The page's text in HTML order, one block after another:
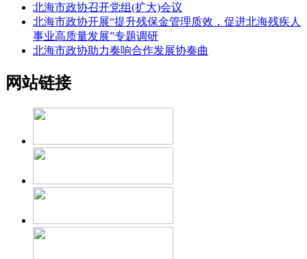
北海市政协召开党组(扩大)会议
北海市政协开展“提升残保金管理质效，促进北海残疾人
事业高质量发展”专题调研
北海市政协助力奏响合作发展协奏曲
网站链接